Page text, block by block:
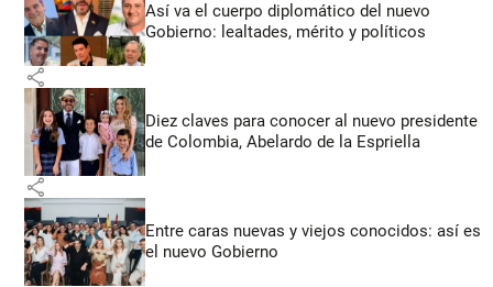
Así va el cuerpo diplomático del nuevo
Gobierno: lealtades, mérito y políticos
share
Diez claves para conocer al nuevo presidente
de Colombia, Abelardo de la Espriella
share
Entre caras nuevas y viejos conocidos: así es
el nuevo Gobierno